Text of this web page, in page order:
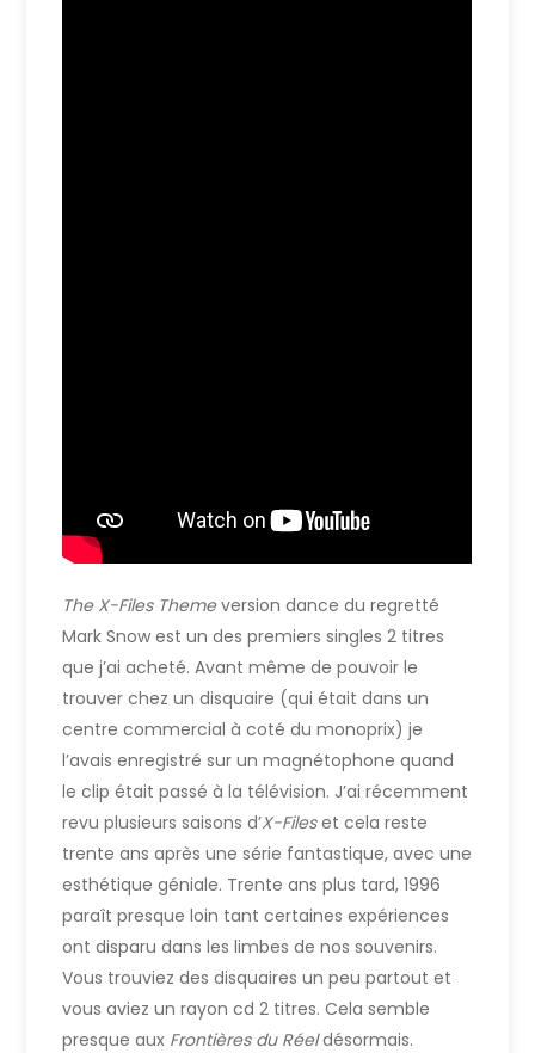
The X-Files Themeversion dance du regretté
Mark Snow est un des premiers singles 2 titres
que j’ai acheté. Avant même de pouvoir le
trouver chez un disquaire (qui était dans un
centre commercial à coté du monoprix) je
l’avais enregistré sur un magnétophone quand
le clip était passé à la télévision. J’ai récemment
revu plusieurs saisons d’X-Fileset cela reste
trente ans après une série fantastique, avec une
esthétique géniale. Trente ans plus tard, 1996
paraît presque loin tant certaines expériences
ont disparu dans les limbes de nos souvenirs.
Vous trouviez des disquaires un peu partout et
vous aviez un rayon cd 2 titres. Cela semble
presque aux Frontières du Réeldésormais.